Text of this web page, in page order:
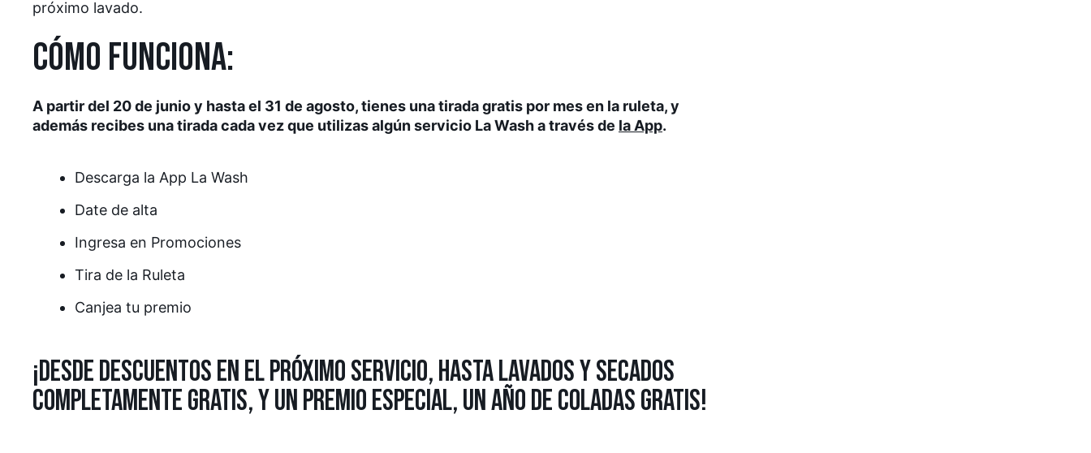
próximo lavado.
CÓMO FUNCIONA:
A partir del 20 de junio y hasta el 31 de agosto, tienes una tirada gratis por mes en la ruleta, y
además recibes una tirada cada vez que utilizas algún servicio La Wash a través de la App.
Descarga la App La Wash
Date de alta
Ingresa en Promociones
Tira de la Ruleta
Canjea tu premio
¡DESDE DESCUENTOS EN EL PRÓXIMO SERVICIO, HASTA LAVADOS Y SECADOS
COMPLETAMENTE GRATIS, Y UN PREMIO ESPECIAL, UN AÑO DE COLADAS GRATIS!